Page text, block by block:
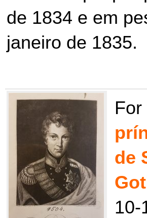
de 1834 e em
janeiro de 1835.
de
10-